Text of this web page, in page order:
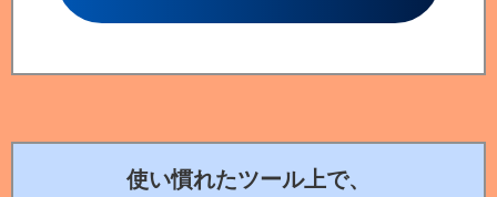
使い慣れたツール上で、